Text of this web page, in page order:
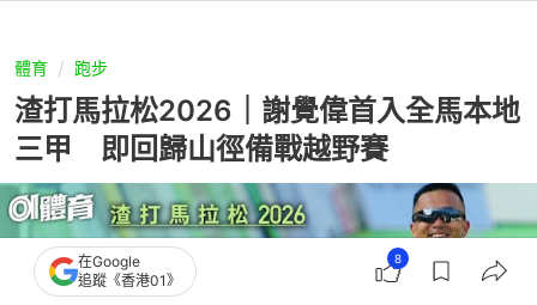
體育 跑步
渣打馬拉松2026｜謝覺偉首入全馬本地
三甲 即回歸山徑備戰越野賽
在Google
追蹤《香港01》
8